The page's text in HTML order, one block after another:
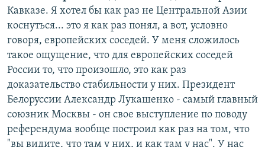
Кавказе. Я хотел бы как раз не Центральной Азии
коснуться... это я как раз понял, а вот, условно
говоря, европейских соседей. У меня сложилось
такое ощущение, что для европейских соседей
России то, что произошло, это как раз
доказательство стабильности у них. Президент
Белоруссии Александр Лукашенко - самый главный
союзник Москвы - он свое выступление по поводу
референдума вообще построил как раз на том, что
"вы видите, что там у них, и как там у нас". У нас